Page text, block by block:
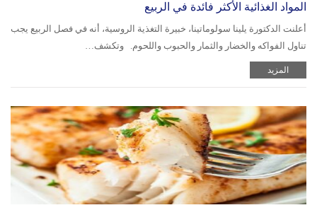
المواد الغذائية الأكثر فائدة في الربيع
أعلنت الدكتورة يلينا سولوماتينا، خبيرة التغذية الروسية، أنه في فصل الربيع يجب
تناول الفواكه والخضار والثمار والحبوب واللحوم. وتكشف…
المزيد